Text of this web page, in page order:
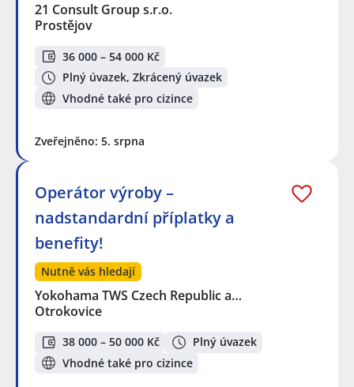
21 Consult Group s.r.o.
Prostějov
36 000 – 54 000 Kč
Plný úvazek, Zkrácený úvazek
Vhodné také pro cizince
Zveřejněno: 5. srpna
Operátor výroby –
nadstandardní příplatky a
benefity!
Nutně vás hledají
Yokohama TWS Czech Republic a…
Otrokovice
38 000 – 50 000 Kč
Plný úvazek
Vhodné také pro cizince